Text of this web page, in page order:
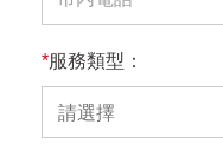
*服務類型：
請選擇